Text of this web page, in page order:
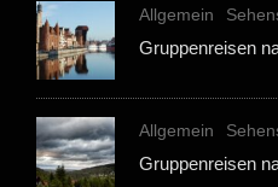
Allgemein
Gruppenreisen
Allgemein
Gruppenreisen